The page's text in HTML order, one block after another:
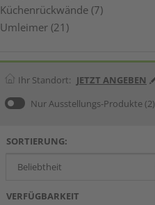
Küchenrückwände (7)
Umleimer (21)
Ihr Standort: JETZT ANGEBEN
Nur Ausstellungs-Produkte (2)
SORTIERUNG:
VERFÜGBARKEIT